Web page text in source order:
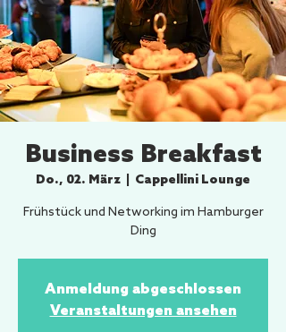
Business Breakfast
Do., 02. März Cappellini Lounge
Frühstück und Networking im Hamburger
Ding
Anmeldung abgeschlossen
Veranstaltungen ansehen